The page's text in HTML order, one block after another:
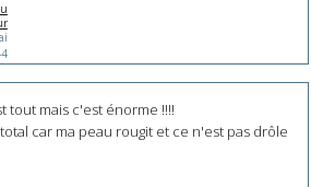
tout mais c'est énorme !!!!
car ma peau rougit et ce n'est pas drôle